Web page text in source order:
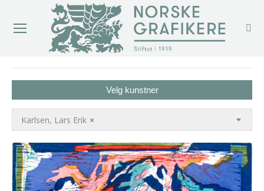
Velg kunstner
×
Karlsen, Lars Erik